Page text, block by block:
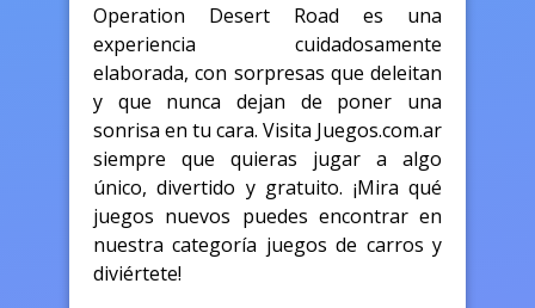
Operation Desert Road es una
experiencia cuidadosamente
elaborada, con sorpresas que deleitan
y que nunca dejan de poner una
sonrisa en tu cara. Visita Juegos.com.ar
siempre que quieras jugar a algo
único, divertido y gratuito. ¡Mira qué
juegos nuevos puedes encontrar en
nuestra categoría juegos de carros y
diviértete!